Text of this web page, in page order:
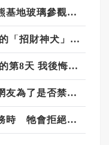
避免候鳥被「窗殺」成都貓熊基地玻璃參觀道加裝防撞貼
潮汕、東莞五紅犬 忠誠吉祥的「招財神犬」卻愛打群架
把貓留在家裡 獨自出門旅遊的第8天 我後悔了……
養了兩千年養出問題？大陸網友為了是否禁養牠引爆論戰
土撥鼠會站崗？執行警戒任務時 牠會拒絕遊客餵食